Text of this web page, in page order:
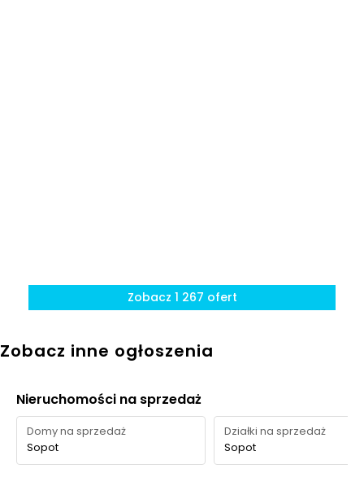
Zobacz 1 267 ofert
Zobacz inne ogłoszenia
Nieruchomości na sprzedaż
Domy na sprzedaż
Sopot
Działki na sprzedaż
Sopot